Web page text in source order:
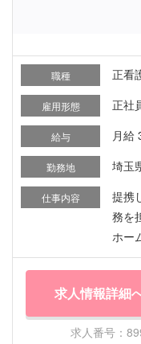
職種 正看
雇用形態 正社
給与 月給
勤務地 埼玉
仕事内容
提携
務を
ホー
求人情報詳細
求人番号：